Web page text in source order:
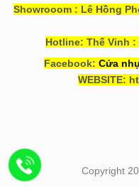
Showrooom : Lê Hồng
Hotline: Thế Vinh :
Facebook: Cửa
WEBSITE:
Copyright